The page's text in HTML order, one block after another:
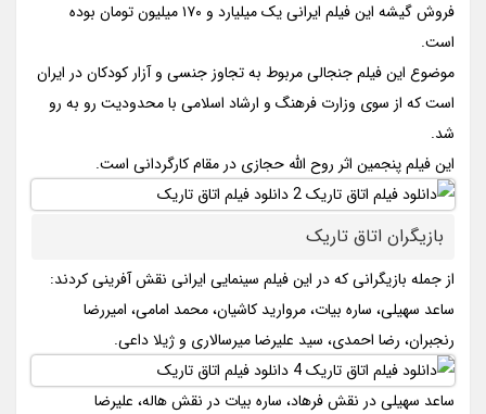
فروش گیشه این فیلم ایرانی یک میلیارد و ۱۷۰ میلیون تومان بوده
است.
موضوع این فیلم جنجالی مربوط به تجاوز جنسی و آزار کودکان در ایران
است که از سوی وزارت فرهنگ و ارشاد اسلامی با محدودیت رو به رو
شد.
این فیلم پنجمین اثر روح الله حجازی در مقام کارگردانی است.
بازیگران اتاق تاریک
از جمله بازیگرانی که در این فیلم سینمایی ایرانی نقش آفرینی کردند:
ساعد سهیلی، ساره بیات، مروارید کاشیان، محمد امامی، امیررضا
رنجبران، رضا احمدی، سید علیرضا میرسالاری و ژیلا داعی.
ساعد سهیلی در نقش فرهاد، ساره بیات در نقش هاله، علیرضا